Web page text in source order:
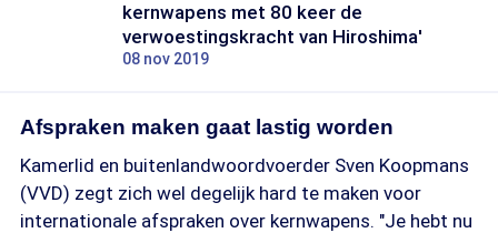
kernwapens met 80 keer de
verwoestingskracht van Hiroshima'
08 nov 2019
Afspraken maken gaat lastig worden
Kamerlid en buitenlandwoordvoerder Sven Koopmans
(VVD) zegt zich wel degelijk hard te maken voor
internationale afspraken over kernwapens. "Je hebt nu